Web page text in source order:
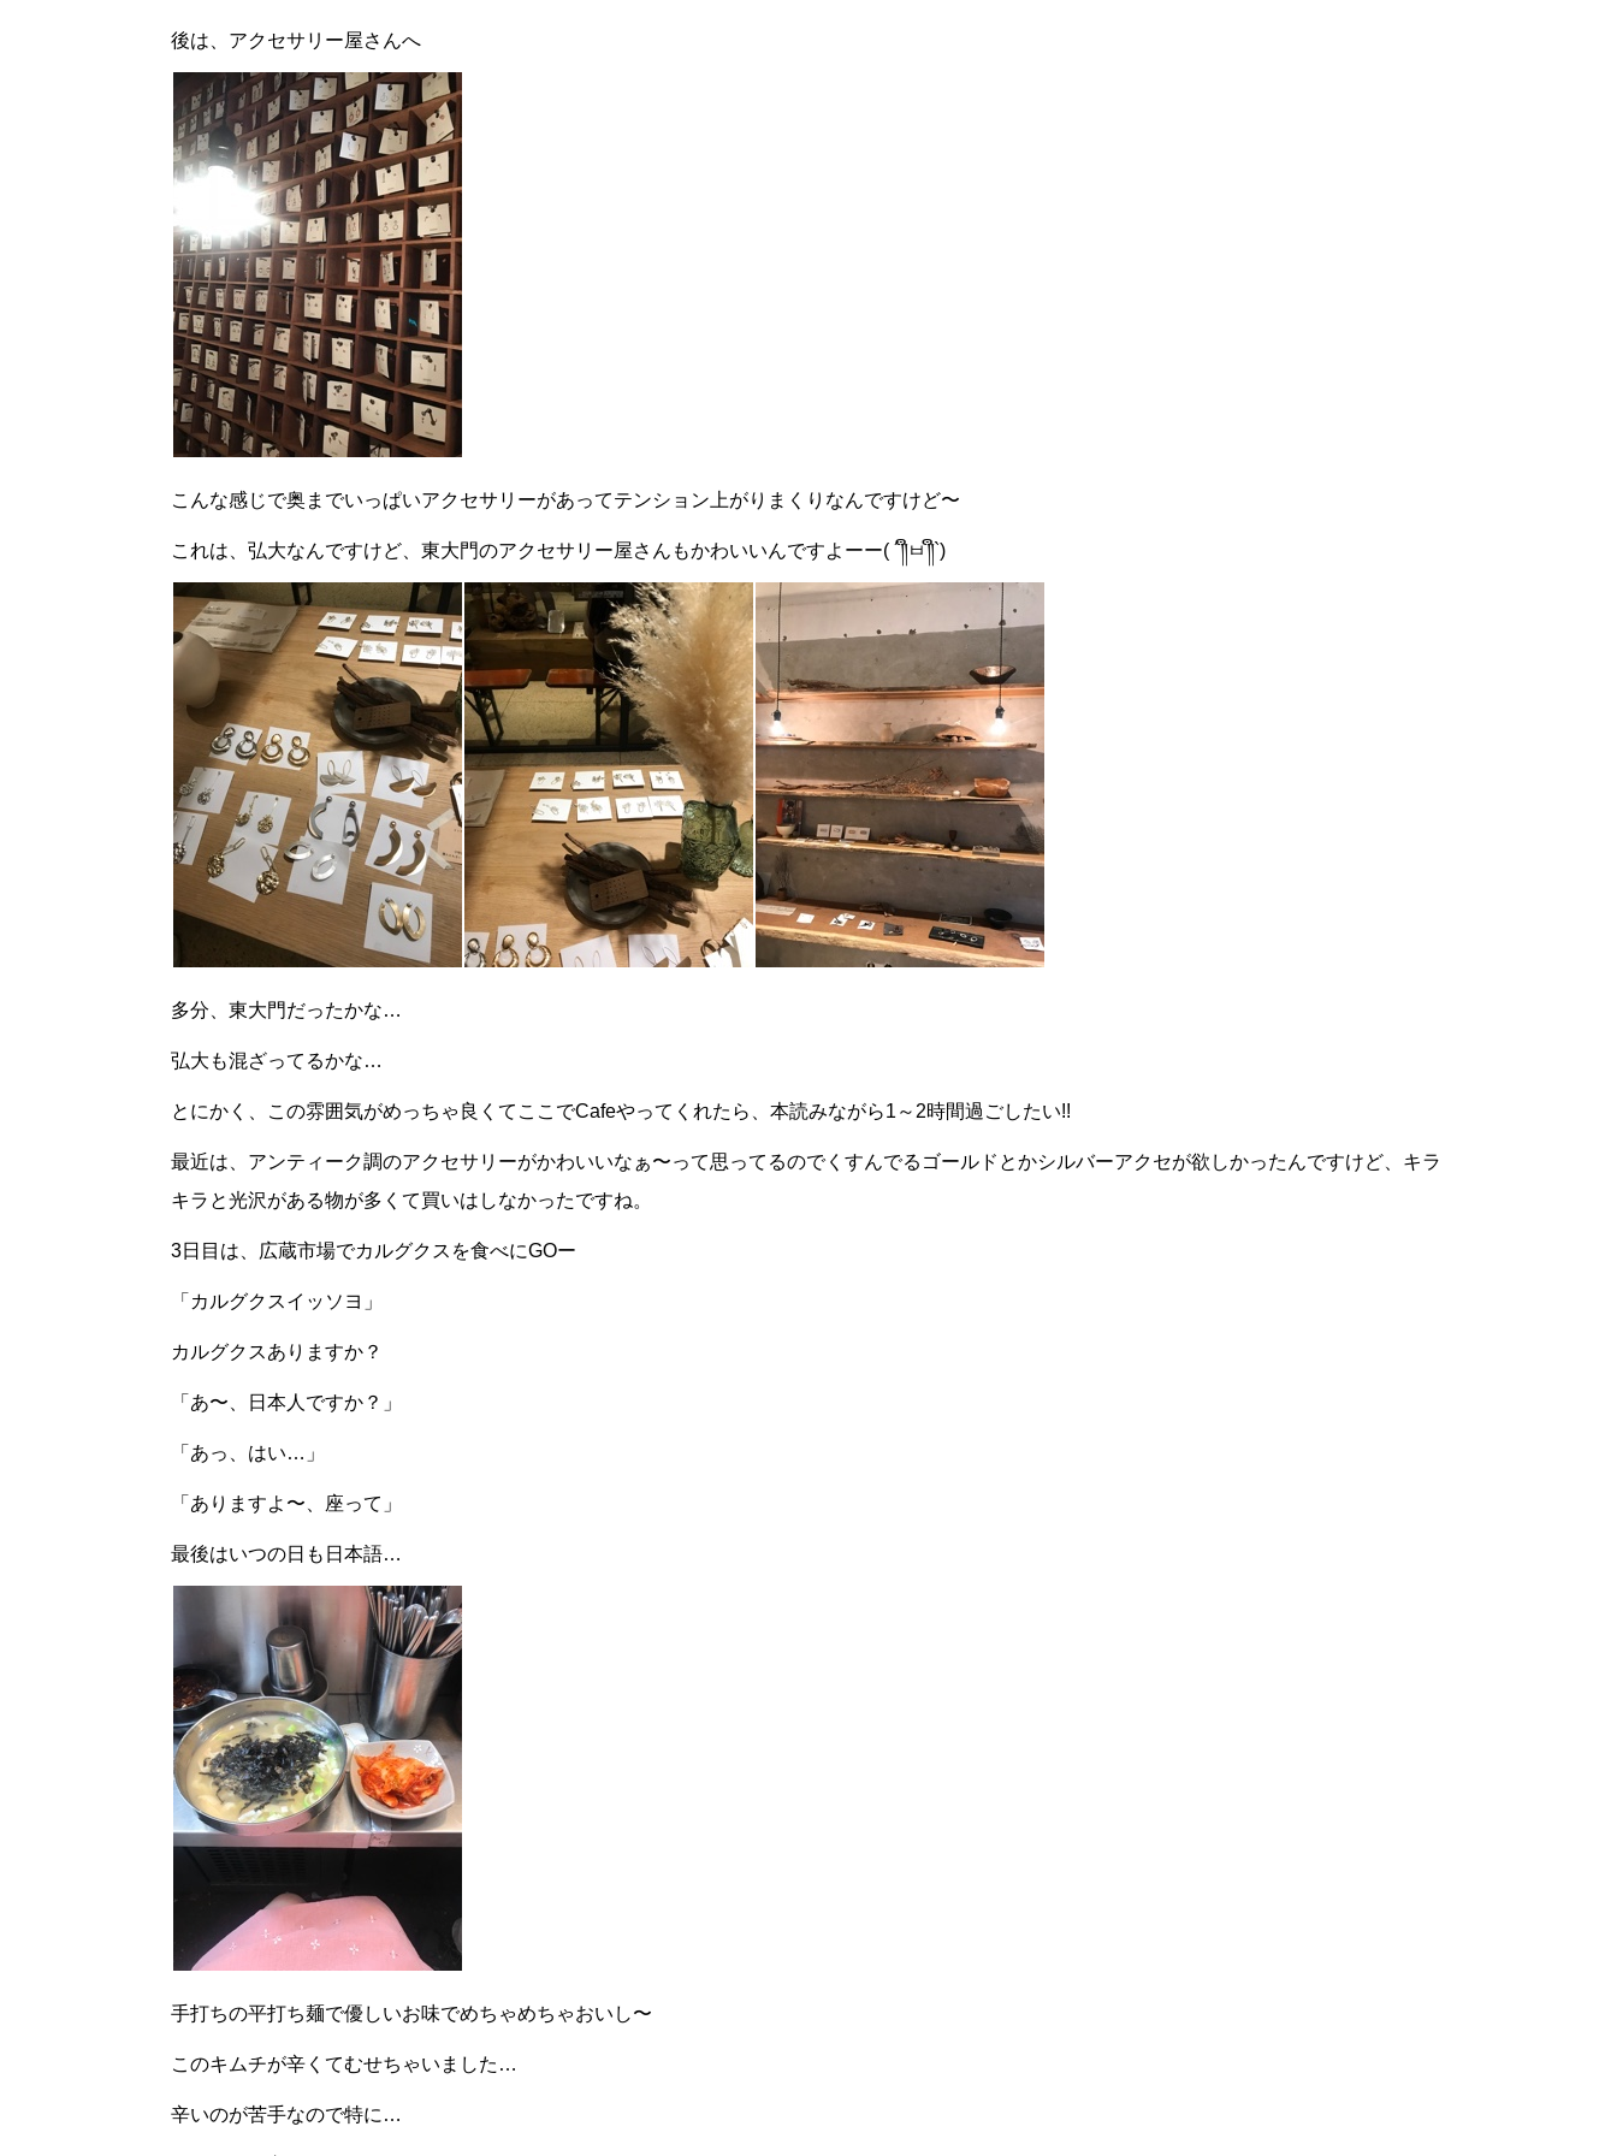
後は、アクセサリー屋さんへ
こんな感じで奥までいっぱいアクセサリーがあってテンション上がりまくりなんですけど〜
これは、弘大なんですけど、東大門のアクセサリー屋さんもかわいいんですよーー( ´༎ຶㅂ༎ຶ`)
多分、東大門だったかな…
弘大も混ざってるかな…
とにかく、この雰囲気がめっちゃ良くてここでCafeやってくれたら、本読みながら1～2時間過ごしたい!!
最近は、アンティーク調のアクセサリーがかわいいなぁ〜って思ってるのでくすんでるゴールドとかシルバーアクセが欲しかったんですけど、キラ
キラと光沢がある物が多くて買いはしなかったですね。
3日目は、広蔵市場でカルグクスを食べにGOー
「カルグクスイッソヨ」
カルグクスありますか？
「あ〜、日本人ですか？」
「あっ、はい…」
「ありますよ〜、座って」
最後はいつの日も日本語…
手打ちの平打ち麺で優しいお味でめちゃめちゃおいし〜
このキムチが辛くてむせちゃいました…
辛いのが苦手なので特に…